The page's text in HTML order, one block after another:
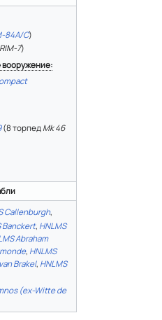
84A/C)
RIM-7)
вооружение:
(8 торпед Mk 46
Callenburgh,
Banckert, HNLMS
Abraham
, HNLMS
Brakel, HNLMS
(ex-Witte de